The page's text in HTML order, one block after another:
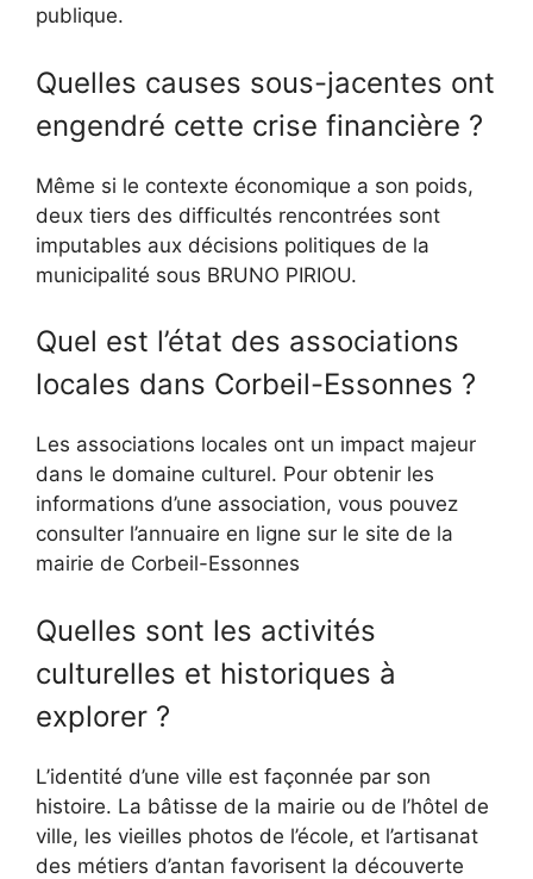
publique.
Quelles causes sous-jacentes ont
engendré cette crise financière ?
Même si le contexte économique a son poids,
deux tiers des difficultés rencontrées sont
imputables aux décisions politiques de la
municipalité sous BRUNO PIRIOU.
Quel est l’état des associations
locales dans Corbeil-Essonnes ?
Les associations locales ont un impact majeur
dans le domaine culturel. Pour obtenir les
informations d’une association, vous pouvez
consulter l’annuaire en ligne sur le site de la
mairie de Corbeil-Essonnes
Quelles sont les activités
culturelles et historiques à
explorer ?
L’identité d’une ville est façonnée par son
histoire. La bâtisse de la mairie ou de l’hôtel de
ville, les vieilles photos de l’école, et l’artisanat
des métiers d’antan favorisent la découverte